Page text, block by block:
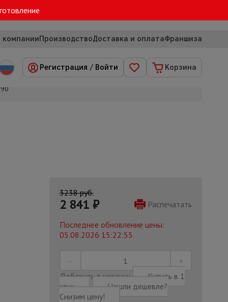
компанииПроизводствоДоставка и оплатаФраншиза
Регистрация / Войти Корзина
3238 руб.
2 841 ₽
Распечатать
Последнее обновление цены:
05.08.2026 15:22:55
Добавить в корзину
Купить в 1
клик
Нашли дешевле?
Снизим цену!